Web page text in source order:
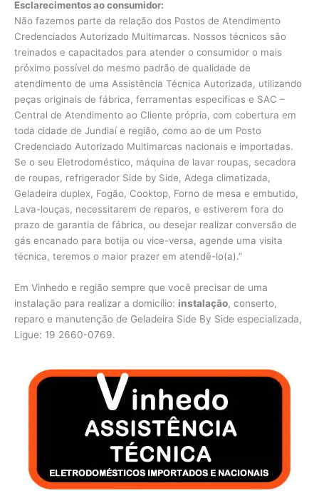
Esclarecimentos ao consumidor:
Não fazemos parte da relação dos Postos de Atendimento
Credenciados Autorizado Multimarcas. Nossos técnicos são
treinados e capacitados para atender o consumidor o mais
próximo possível do mesmo padrão de qualidade de
atendimento de uma Assistência Técnica Autorizada, utilizando
peças originais de fábrica, ferramentas especificas e SAC –
Central de Atendimento ao Cliente própria, com cobertura em
toda cidade de Jundiaí e região, como ao de um Posto
Credenciado Autorizado Multimarcas nacionais e importadas.
Se o seu Eletrodoméstico, máquina de lavar roupas, secadora
de roupas, refrigerador Side by Side, Adega climatizada,
Geladeira duplex, Fogão, Cooktop, Forno de mesa e embutido,
Lava-louças, necessitarem de reparos, e estiverem fora do
prazo de garantia de fábrica, ou desejar realizar conversão de
gás encanado para botija ou vice-versa, agende uma visita
técnica, teremos o maior prazer em atendê-lo(a).”
Em Vinhedo e região sempre que você precisar de uma
instalação para realizar a domicílio: instalação, conserto,
reparo e manutenção de Geladeira Side By Side especializada,
Ligue: 19 2660-0769.